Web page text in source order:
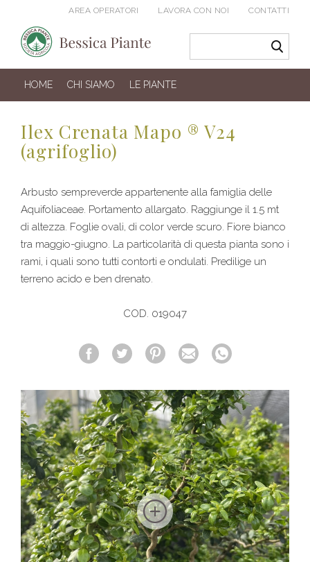
AREA OPERATORI LAVORA CON NOI CONTATTI
HOME CHI SIAMO LE PIANTE
Ilex Crenata Mapo ® V24
(agrifoglio)
Arbusto sempreverde appartenente alla famiglia delle
Aquifoliaceae. Portamento allargato. Raggiunge il 1.5 mt
di altezza. Foglie ovali, di color verde scuro. Fiore bianco
tra maggio-giugno. La particolarità di questa pianta sono i
rami, i quali sono tutti contorti e ondulati. Predilige un
terreno acido e ben drenato.
COD. 019047